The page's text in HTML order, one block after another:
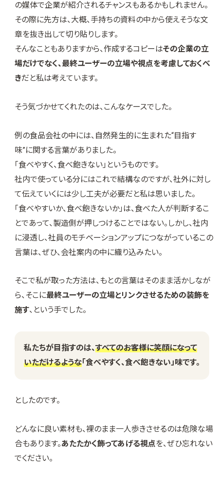
の媒体で企業が紹介されるチャンスもあるかもしれません。
その際に先方は、大概、手持ちの資料の中から使えそうな文
章を抜き出して切り貼りします。
そんなこともありますから、作成するコピーはその企業の立
場だけでなく、最終ユーザーの立場や視点を考慮しておくべ
きだと私は考えています。
そう気づかせてくれたのは、こんなケースでした。
例の食品会社の中には、自然発生的に生まれた“目指す
味”に関する言葉がありました。
「食べやすく、食べ飽きない」というものです。
社内で使っている分にはこれで結構なのですが、社外に対し
て伝えていくには少し工夫が必要だと私は思いました。
「食べやすいか、食べ飽きないか」は、食べた人が判断するこ
とであって、製造側が押しつけることではない。しかし、社内
に浸透し、社員のモチベーションアップにつながっているこの
言葉は、ぜひ、会社案内の中に織り込みたい。
そこで私が取った方法は、もとの言葉はそのまま活かしなが
ら、そこに最終ユーザーの立場とリンクさせるための装飾を
施す、という手でした。
私たちが目指すのは、すべてのお客様に笑顔になって
いただけるような「食べやすく、食べ飽きない」味です。
としたのです。
どんなに良い素材も、裸のまま一人歩きさせるのは危険な場
合もあります。あたたかく飾ってあげる視点を、ぜひ忘れない
でください。